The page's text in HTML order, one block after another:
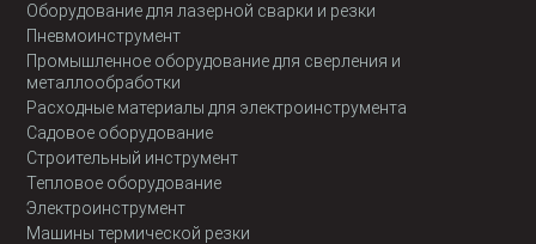
Оборудование для лазерной сварки и резки
Пневмоинструмент
Промышленное оборудование для сверления и
металлообработки
Расходные материалы для электроинструмента
Садовое оборудование
Строительный инструмент
Тепловое оборудование
Электроинструмент
Машины термической резки